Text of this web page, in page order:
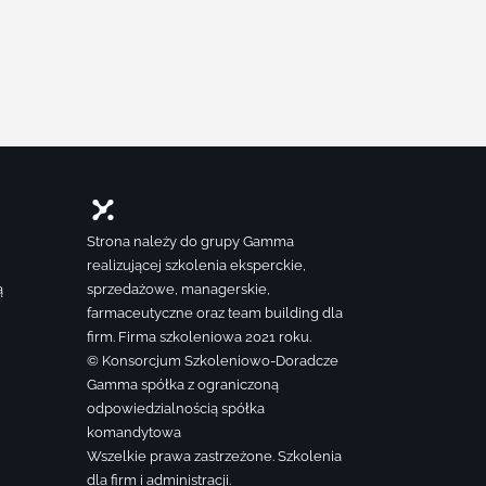
Strona należy do grupy Gamma
realizującej szkolenia eksperckie,
sprzedażowe, managerskie,
farmaceutyczne oraz team building dla
firm. Firma szkoleniowa 2021 roku.
© Konsorcjum Szkoleniowo-Doradcze
Gamma spółka z ograniczoną
odpowiedzialnością spółka
komandytowa
Wszelkie prawa zastrzeżone. Szkolenia
dla firm i administracji.